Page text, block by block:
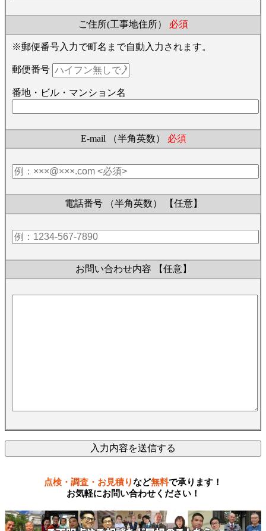
ご住所(工事地住所） 必須
※郵便番号入力で町名まで自動入力されます。
郵便番号
番地・ビル・マンション名
E-mail （半角英数） 必須
電話番号 （半角英数） 【任意】
お問い合わせ内容 【任意】
点検・調査・お見積りなど無料で承ります！
お気軽にお問い合わせください！